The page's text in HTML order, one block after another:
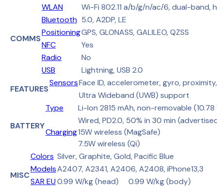
COMMS
WLAN
Wi-Fi 802.11 a/b/g/n/ac/6, dual-band,
Bluetooth 5.0, A2DP, LE
PositioningGPS, GLONASS, GALILEO, QZSS
NFC
Yes
Radio
No
USB
Lightning, USB 2.0
FEATURES
SensorsFace ID, accelerometer, gyro,
Ultra Wideband (UWB) support
BATTERY
Type Li-Ion 2815 mAh, non-removable (10.78
Charging
Wired, PD2.0, 50% in 30 min
15W wireless (MagSafe)
7.5W wireless (Qi)
MISC
Colors Silver, Graphite, Gold, Pacific Blue
ModelsA2407, A2341, A2406, A2408, iPhone13,3
SAR EU0.99 W/kg (head) 0.99 W/kg (body)